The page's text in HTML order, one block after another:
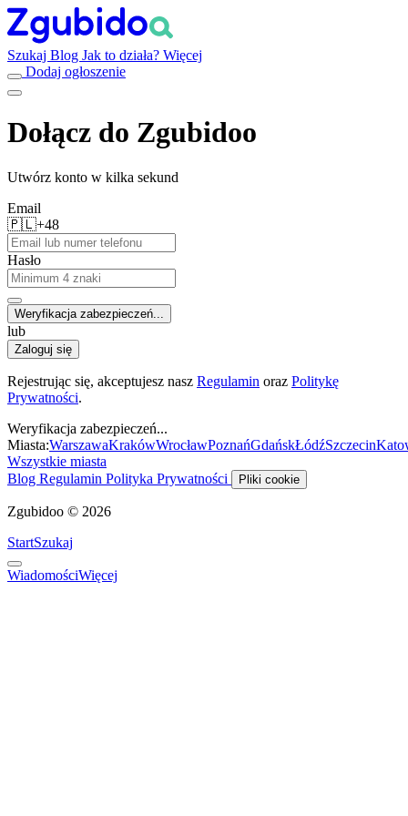
Szukaj Blog Jak to działa? Więcej
Dodaj ogłoszenie
Dołącz do Zgubidoo
Utwórz konto w kilka sekund
Email
🇵🇱+48
Hasło
Weryfikacja zabezpieczeń...
lub
Zaloguj się
Rejestrując się, akceptujesz nasz Regulamin oraz Politykę
Prywatności.
Weryfikacja zabezpieczeń...
Miasta:WarszawaKrakówWrocławPoznańGdańskŁódźSzczecin
Wszystkie miasta
Blog Regulamin Polityka Prywatności Pliki cookie
Zgubidoo © 2026
StartSzukaj
WiadomościWięcej